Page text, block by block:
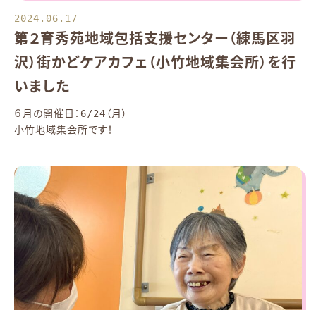
2024.06.17
第２育秀苑地域包括支援センター（練馬区羽
沢）街かどケアカフェ（小竹地域集会所）を行
いました
６月の開催日：6/24（月）
小竹地域集会所です！